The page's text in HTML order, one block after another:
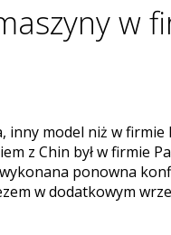
w
model niż w firmie
z Chin był w firmie
ponowna
w dodatkowym